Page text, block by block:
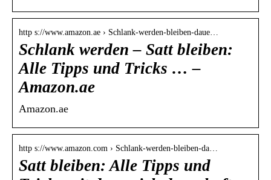
http s://www.amazon.ae › Schlank-werden-bleiben-daue…
Schlank werden – Satt bleiben:
Alle Tipps und Tricks … –
Amazon.ae
Amazon.ae
http s://www.amazon.com › Schlank-werden-bleiben-da…
Satt bleiben: Alle Tipps und